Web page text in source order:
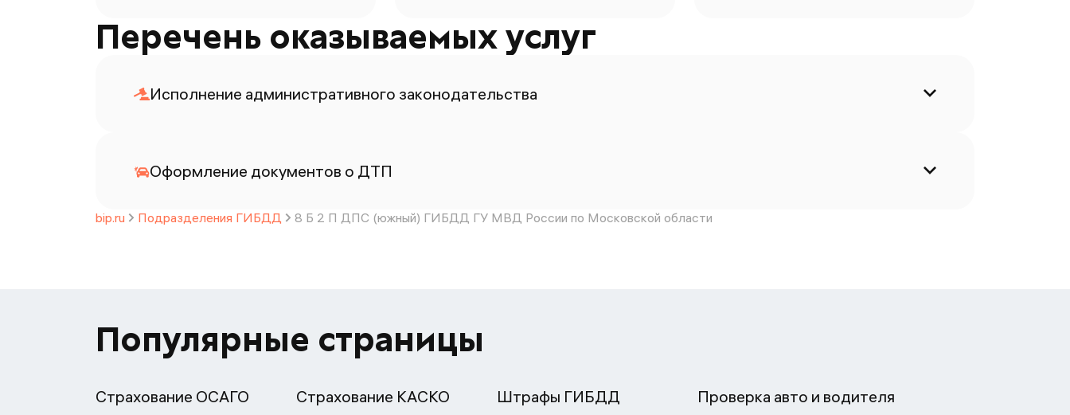
Перечень оказываемых услуг
Исполнение административного законодательства
Оформление документов о ДТП
bip.ru Подразделения ГИБДД 8 Б 2 П ДПС (южный) ГИБДД ГУ МВД России по Московской области
Популярные страницы
Страхование ОСАГО Страхование КАСКО Штрафы ГИБДД Проверка авто и водителя